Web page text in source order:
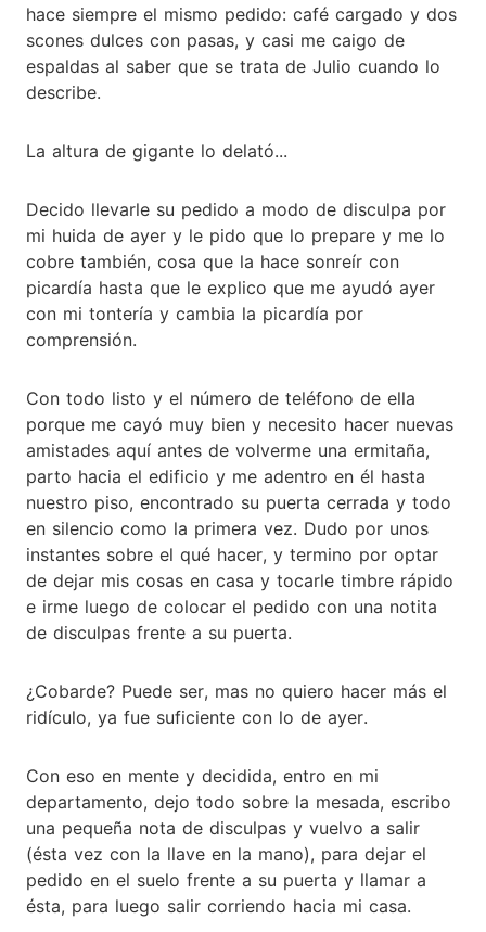
hace siempre el mismo pedido: café cargado y dos
scones dulces con pasas, y casi me caigo de
espaldas al saber que se trata de Julio cuando lo
describe.
La altura de gigante lo delató...
Decido llevarle su pedido a modo de disculpa por
mi huida de ayer y le pido que lo prepare y me lo
cobre también, cosa que la hace sonreír con
picardía hasta que le explico que me ayudó ayer
con mi tontería y cambia la picardía por
comprensión.
Con todo listo y el número de teléfono de ella
porque me cayó muy bien y necesito hacer nuevas
amistades aquí antes de volverme una ermitaña,
parto hacia el edificio y me adentro en él hasta
nuestro piso, encontrado su puerta cerrada y todo
en silencio como la primera vez. Dudo por unos
instantes sobre el qué hacer, y termino por optar
de dejar mis cosas en casa y tocarle timbre rápido
e irme luego de colocar el pedido con una notita
de disculpas frente a su puerta.
¿Cobarde? Puede ser, mas no quiero hacer más el
ridículo, ya fue suficiente con lo de ayer.
Con eso en mente y decidida, entro en mi
departamento, dejo todo sobre la mesada, escribo
una pequeña nota de disculpas y vuelvo a salir
(ésta vez con la llave en la mano), para dejar el
pedido en el suelo frente a su puerta y llamar a
ésta, para luego salir corriendo hacia mi casa.